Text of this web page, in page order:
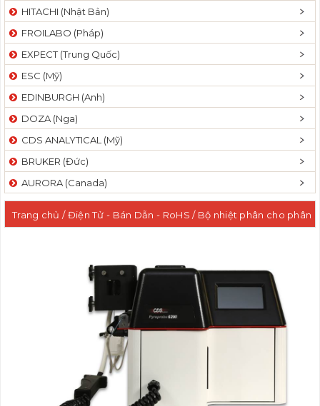
HITACHI (Nhật Bản)
FROILABO (Pháp)
EXPECT (Trung Quốc)
ESC (Mỹ)
EDINBURGH (Anh)
DOZA (Nga)
CDS ANALYTICAL (Mỹ)
BRUKER (Đức)
AURORA (Canada)
Trang chủ /Điện Tử - Bán Dẫn - RoHS / Bộ nhiệt phân cho phân